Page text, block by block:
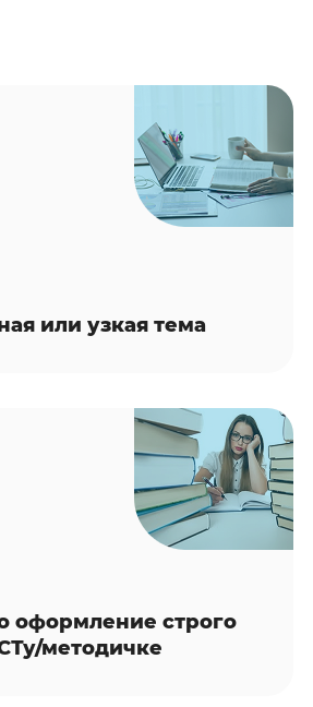
или узкая тема
оформление строго
методичке